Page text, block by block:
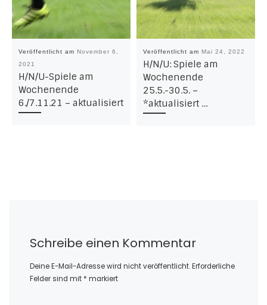
Veröffentlicht am November 6,
2021
H/N/U-Spiele am
Wochenende
6./7.11.21 – aktualisiert
Veröffentlicht am Mai 24, 2022
H/N/U: Spiele am
Wochenende
25.5.-30.5. –
*aktualisiert …
Schreibe einen Kommentar
Deine E-Mail-Adresse wird nicht veröffentlicht.Erforderliche
Felder sind mit * markiert